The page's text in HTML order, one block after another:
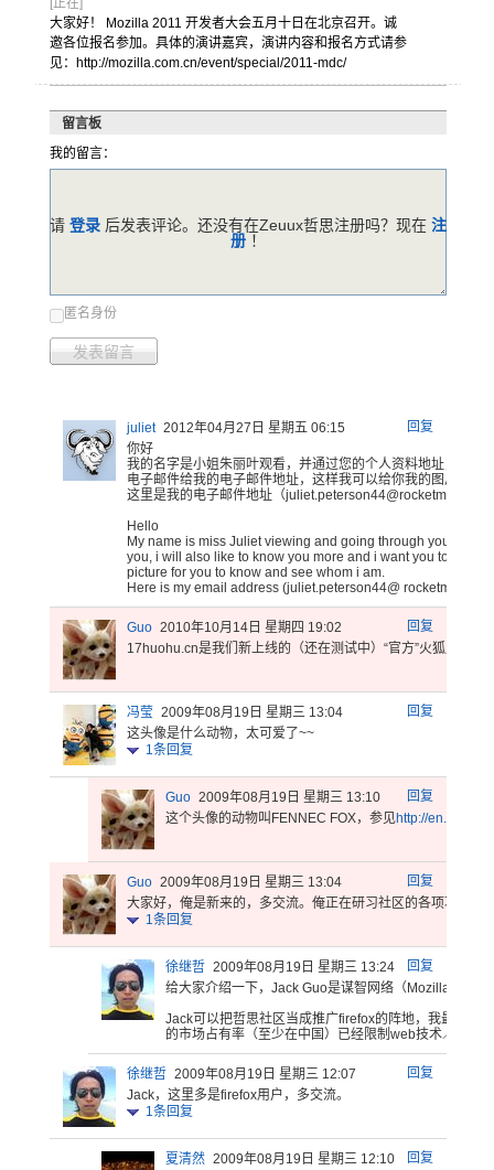
[正在]
大家好！ Mozilla 2011 开发者大会五月十日在北京召开。 诚
邀各位报名参加。具体的演讲嘉宾，演讲内容和报名方式请参
见： http://mozilla.com.cn/event/special /2011-mdc/
留言板
我的留言：
匿名身份
发表留言
请 登录 后发表评论。还没有在Zeuux哲思注册吗？现在 注
册 ！
回复
juliet 2012年04月27日 星期五 06:15
你好
我的名字是小姐朱丽叶观看，并通过您的个人资料地址，今天
电子邮件给我的电子邮件地址，这样我可以给你我的图片
这里是我的电子邮件地址（ju liet.peterson44@rocketmai
He llo
My name is miss Juliet viewing and going through your
you, i will also like to know you more and i want you to send
picture for you to know and see whom i am.
Here is my email address (juliet.peterson44@
回复
Guo 2010年10月14日 星期四 19:02
17huohu.cn是我们新上线的（还在测试中）“官方”火狐用户社
回复
冯莹 2009年08月19日 星期三 13:04
这头像是什么动物，太可爱了~~
1条回复
回复
Guo 2009年08月19日 星期三 13:10
这个头像的动物叫FENNEC FOX，参见http://en.
回复
Guo 2009年08月19日 星期三 13:04
大家好，俺是新来的， 多交流。俺正在研习社 区的各项功
1条回复
回复
徐继哲 2009年08月19日 星期三 13:24
给大家介绍一下，Jack Guo是谋智网络（Mozilla
Jack可以把哲思社区当成推广firefox的阵地，我最近的
的市场占有率（至少在中国） 已经限制web技术／
回复
徐继哲 2009年08月19日 星期三 12:07
Jack， 这里多是firefox用户，多交流。
1条回复
回复
夏清然 2009年08月19日 星期三 12:10